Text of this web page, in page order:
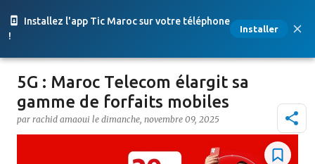
Installez l'app Tic Maroc sur votre téléphone
!
Installer
Accéder au contenu principal
5G : Maroc Telecom élargit sa
gamme de forfaits mobiles
par rachid amaoui le dimanche, novembre 09, 2025